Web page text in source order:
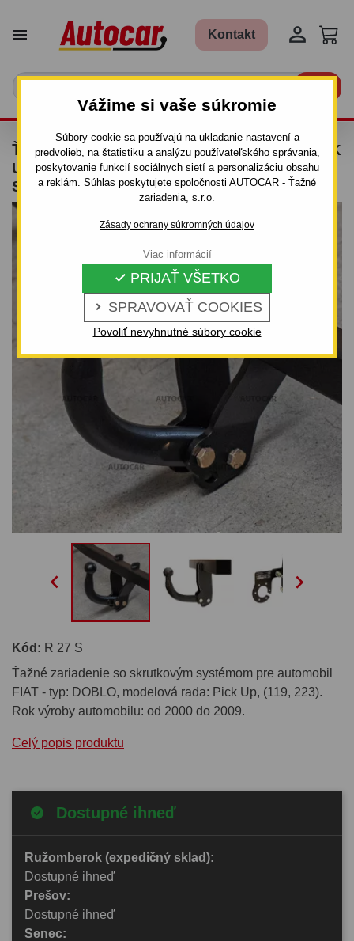
Vážime si vaše súkromie
Súbory cookie sa používajú na ukladanie nastavení a
predvolieb, na štatistiku a analýzu používateľského správania,
poskytovanie funkcií sociálnych sietí a personalizáciu obsahu
a reklám. Súhlas poskytujete spoločnosti AUTOCAR - Ťažné
zariadenia, s.r.o.
Zásady ochrany súkromných údajov
 SPRAVOVAŤ COOKIES
 PRIJAŤ VŠETKO
Povoliť nevyhnutné súbory cookie
Viac informácií
 Kontakt 
ŤAŽNÉ ZARIADENIE PRE FIAT DOBLO - PICK
UP, (119, 223) - OD 2000 DO 2009 -
SKRUTKOVÝ SYSTÉM
 
Kód: R 27 S
Ťažné zariadenie so skrutkovým systémom pre automobil
FIAT - typ: DOBLO, modelová rada: Pick Up, (119, 223).
Rok výroby automobilu: od 2000 do 2009.
Celý popis produktu
Dostupné ihneď
Ružomberok (expedičný sklad):
Dostupné ihneď
Prešov:
Dostupné ihneď
Senec: